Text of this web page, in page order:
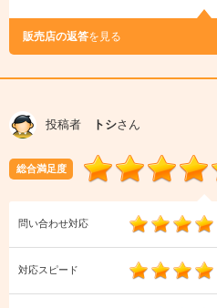
販売店の返答を見る
投稿者 トシさん
総合満足度
問い合わせ対応
対応スピード